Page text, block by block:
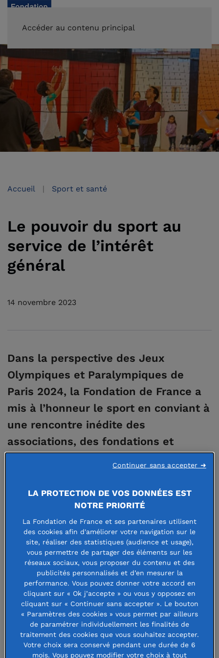
Accéder au contenu principal
Accueil Sport et santé
Le pouvoir du sport au
service de l’intérêt
général
14 novembre 2023
Dans la perspective des Jeux
Olympiques et Paralympiques de
Paris 2024, la Fondation de France a
mis à l’honneur le sport en conviant à
une rencontre inédite des
associations, des fondations et
Sport, de l’Expertise et de la
Performance (INSEP) les 7 et 8
novembre derniers.
« Ensemble, nous avons les réponses pour faire du sport un
levier puissant de solidarité et d’inclusion pour tous. Je
peux témoigner du bonheur et de la fierté que procurent
ces réussites collectives qui appartiennent à tous ». C’est
par ces mots qu’Axelle Davezac, directrice générale de la
Fondation de France, a ouvert ces rencontres. Elle a
rappelé l’importance pour la Fondation de France de
favoriser les temps d’échange et la co-construction entre
LA PROTECTION DE VOS DONNÉES EST
NOTRE PRIORITÉ
La Fondation de France et ses partenaires utilisent
des cookies afin d'améliorer votre navigation sur le
site, réaliser des statistiques (audience et usage),
vous permettre de partager des éléments sur les
réseaux sociaux, vous proposer du contenu et des
publicités personnalisés et d’en mesurer la
performance. Vous pouvez donner votre accord en
cliquant sur « Ok j’accepte » ou vous y opposez en
cliquant sur « Continuer sans accepter ». Le bouton
« Paramètres des cookies » vous permet par ailleurs
de paramétrer individuellement les finalités de
traitement des cookies que vous souhaitez accepter.
Votre choix sera conservé pendant une durée de 6
mois. Vous pouvez modifier votre choix à tout
Continuer sans accepter ➜